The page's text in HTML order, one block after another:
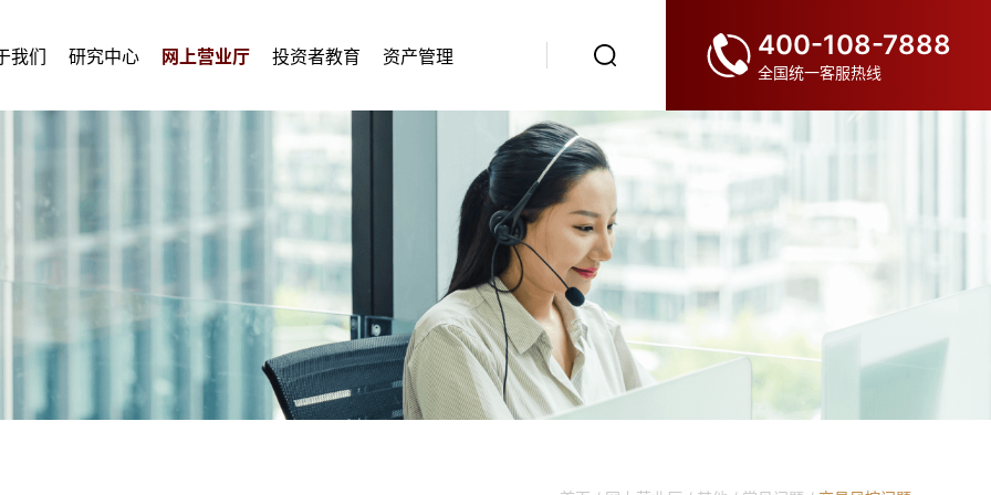
我们 研究中心 网上营业厅 投资者教育 资产管理 400-108-7888
全国统一客服热线